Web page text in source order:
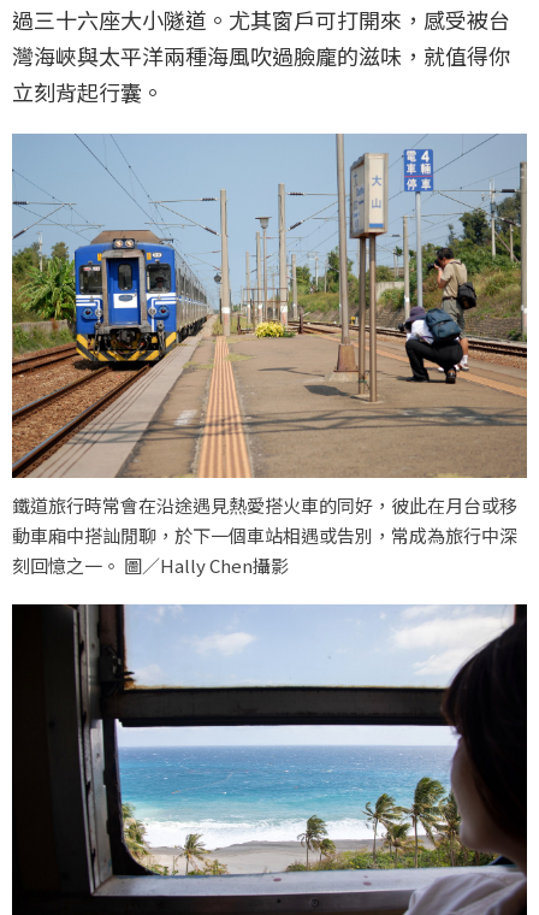
過三十六座大小隧道。尤其窗戶可打開來，感受被台
灣海峽與太平洋兩種海風吹過臉龐的滋味，就值得你
立刻背起行囊。
鐵道旅行時常會在沿途遇見熱愛搭火車的同好，彼此在月台或移
動車廂中搭訕閒聊，於下一個車站相遇或告別，常成為旅行中深
刻回憶之一。 圖／Hally Chen攝影